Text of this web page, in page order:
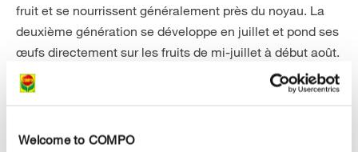
Welcome to COMPO
fruit et se nourrissent généralement près du noyau. La
deuxième génération se développe en juillet et pond ses
œufs directement sur les fruits de mi-juillet à début août.
Elle provoque en règle générale des dégâts plus
importants. Une infestation importante peut être à